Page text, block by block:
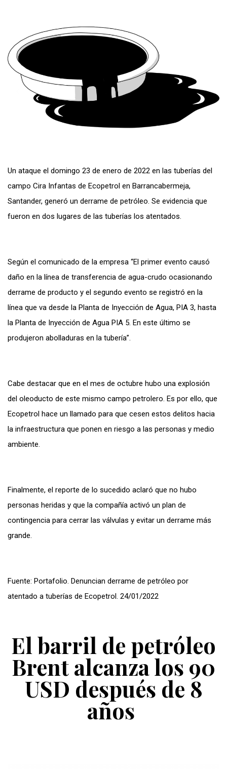
Un ataque el domingo 23 de enero de 2022 en las tuberías del
campo Cira Infantas de Ecopetrol en Barrancabermeja,
Santander, generó un derrame de petróleo. Se evidencia que
fueron en dos lugares de las tuberías los atentados.
Según el comunicado de la empresa “El primer evento causó
daño en la línea de transferencia de agua-crudo ocasionando
derrame de producto y el segundo evento se registró en la
línea que va desde la Planta de Inyección de Agua, PIA 3, hasta
la Planta de Inyección de Agua PIA 5. En este último se
produjeron abolladuras en la tubería”.
Cabe destacar que en el mes de octubre hubo una explosión
del oleoducto de este mismo campo petrolero. Es por ello, que
Ecopetrol hace un llamado para que cesen estos delitos hacia
la infraestructura que ponen en riesgo a las personas y medio
ambiente.
Finalmente, el reporte de lo sucedido aclaró que no hubo
personas heridas y que la compañía activó un plan de
contingencia para cerrar las válvulas y evitar un derrame más
grande.
Fuente: Portafolio. Denuncian derrame de petróleo por
atentado a tuberías de Ecopetrol. 24/01/2022
El barril de petróleo
Brent alcanza los 90
USD después de 8
años